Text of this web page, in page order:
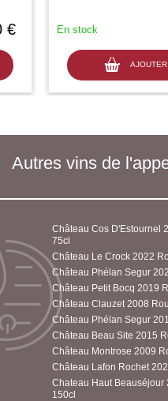
€ En stock
Autres vins de
Château Cos D'Estournel
75cl
Château Le Crock 2022
Château Phélan Segur
Château Petit Bocq 2019
Château Clauzet 2008
Château Phélan Segur
Château Beau Site 2015
Château Montrose 2009
Château Lafon Rochet
Chateau Haut Beauséjour
150cl